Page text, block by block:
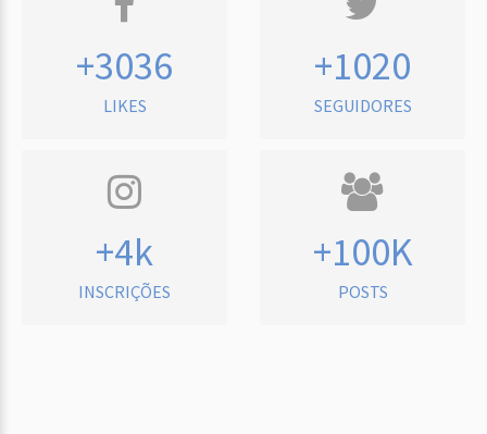
+3036
LIKES
+1020
SEGUIDORES
+4k
INSCRIÇÕES
+100K
POSTS